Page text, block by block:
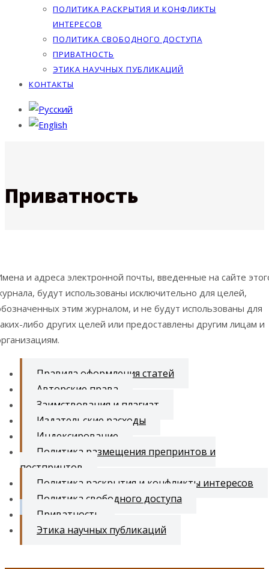
ПОЛИТИКА РАСКРЫТИЯ И КОНФЛИКТЫ
ИНТЕРЕСОВ
ПОЛИТИКА СВОБОДНОГО ДОСТУПА
ПРИВАТНОСТЬ
ЭТИКА НАУЧНЫХ ПУБЛИКАЦИЙ
КОНТАКТЫ
Приватность
и адреса электронной почты, введенные на сайте
будут использованы исключительно для целей,
этим журналом, и не будут использованы для
либо других целей или предоставлены другим лицам и
Правила оформления статей
Авторские права
Заимствования и плагиат
Издательские расходы
Индексирование
Политика размещения препринтов и
постпринтов
Политика раскрытия и конфликты интересов
Политика свободного доступа
Приватность
Этика научных публикаций